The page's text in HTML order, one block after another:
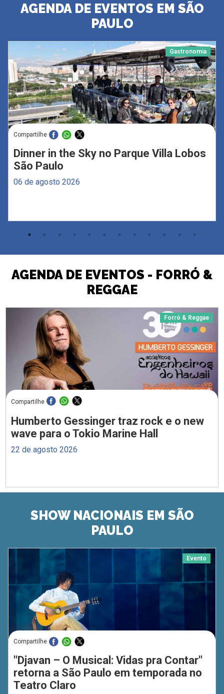
AGENDA DE EVENTOS EM SÃO
PAULO
Gastronomia
Compartilhe
Dinner in the Sky no Parque Villa Lobos
São Paulo
06 de agosto 2026
AGENDA DE EVENTOS - FORRÓ &
REGGAE
Forró & Reggae
Compartilhe
Humberto Gessinger traz rock e o new
wave para o Tokio Marine Hall
22 de agosto 2026
SHOW NACIONAIS EM SÃO
PAULO
Evento
Compartilhe
"Djavan – O Musical: Vidas pra Contar"
retorna a São Paulo em temporada no
Teatro Claro